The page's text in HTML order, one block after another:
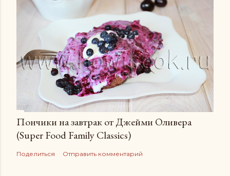
Пончики на завтрак от Джейми Оливера
(Super Food Family Сlassics)
Поделиться Отправить комментарий